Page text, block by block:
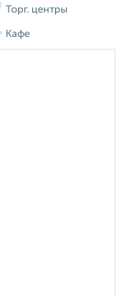
Торг. центры
Кафе